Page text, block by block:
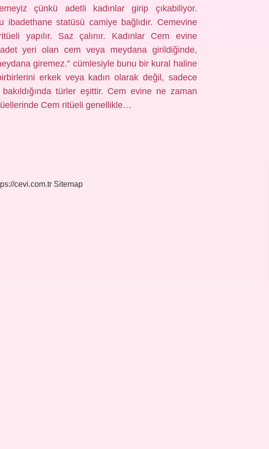
çünkü adetli kadınlar girip çıkabiliyor.
statüsü camiye bağlıdır. Cemevine
yapılır. Saz çalınır. Kadınlar Cem evine
yeri olan cem veya meydana girildiğinde,
giremez.” cümlesiyle bunu bir kural haline
erkek veya kadın olarak değil, sadece
türler eşittir. Cem evine ne zaman
Cem ritüeli genellikle…
cevi.com.tr Sitemap